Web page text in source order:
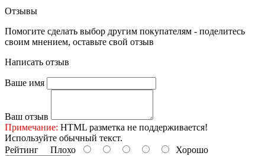
Отзывы
Помогите сделать выбор другим покупателям - поделитесь
своим мнением, оставьте свой отзыв
Написать отзыв
Ваше имя
Ваш отзыв
Примечание: HTML разметка не поддерживается!
Используйте обычный текст.
Рейтинг Плохо Хорошо